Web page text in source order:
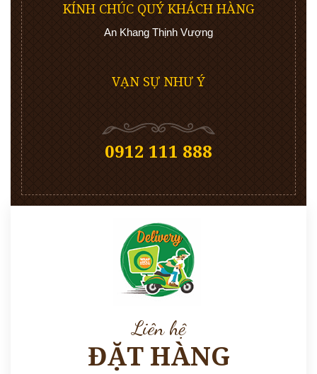
KÍNH CHÚC QUÝ KHÁCH HÀNG
An Khang Thịnh Vượng
VẠN SỰ NHƯ Ý
0912 111 888
Liên hệ
ĐẶT HÀNG